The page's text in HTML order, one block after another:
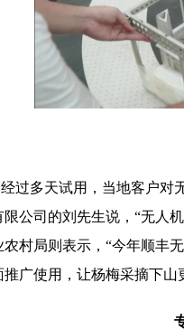
经过多天试用，当地客户对
限公司的刘先生说，“无人
农村局则表示，“今年顺丰
推广使用，让杨梅采摘下山